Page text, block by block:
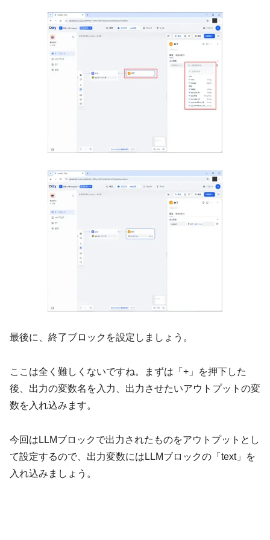
最後に、終了ブロックを設定しましょう。
ここは全く難しくないですね。まずは「+」を押下した
後、出力の変数名を入力、出力させたいアウトプットの変
数を入れ込みます。
今回はLLMブロックで出力されたものをアウトプットとし
て設定するので、出力変数にはLLMブロックの「text」を
入れ込みましょう。